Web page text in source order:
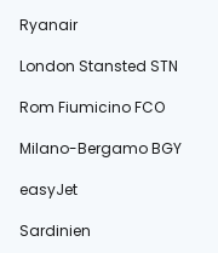
Ryanair
London Stansted STN
Rom Fiumicino FCO
Milano-Bergamo BGY
easyJet
Sardinien